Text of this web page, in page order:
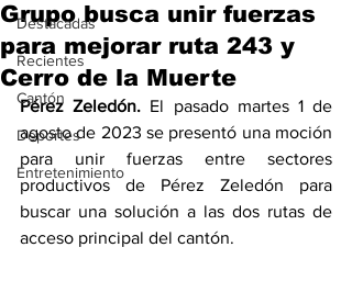
Destacadas
Recientes
Cantón
Deportes
Entretenimiento
Grupo busca unir fuerzas
para mejorar ruta 243 y
Cerro de la Muerte
Pérez Zeledón. El pasado martes 1 de
agosto de 2023 se presentó una moción
para unir fuerzas entre sectores
productivos de Pérez Zeledón para
buscar una solución a las dos rutas de
acceso principal del cantón.